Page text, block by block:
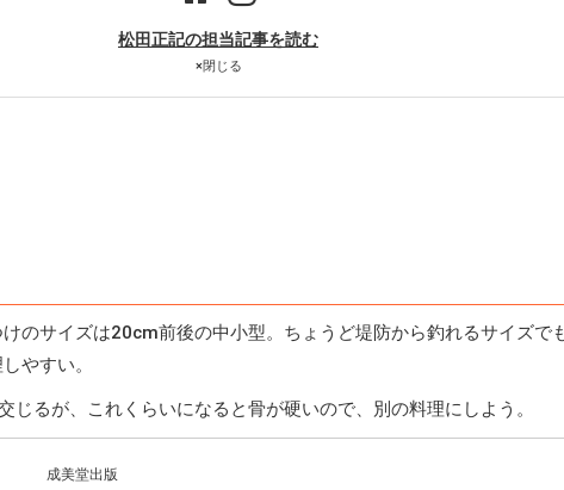
松田正記の担当記事を読む
×閉じる
のサイズは20cm前後の中小型。ちょうど堤防から釣れるサイズで
やすい。
じるが、これくらいになると骨が硬いので、別の料理にしよう。
成美堂出版